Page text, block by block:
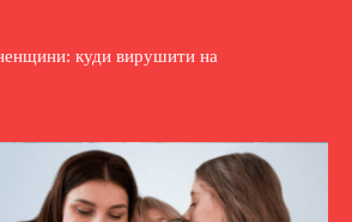
куди вирушити на